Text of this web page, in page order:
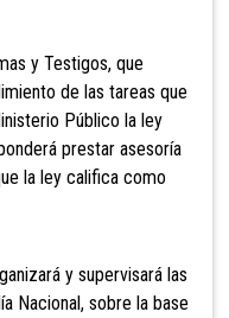
y Testigos, que
de las tareas que
Público la ley
prestar asesoría
la ley califica como
y supervisará las
Nacional, sobre la base